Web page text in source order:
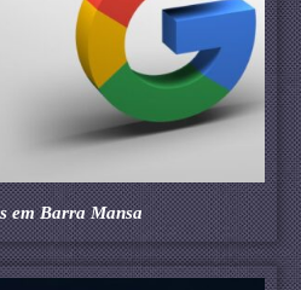
em Barra Mansa